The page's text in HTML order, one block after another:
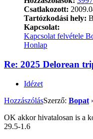
Csatlakozott:
Tartózkodási hely:
Kapcsolat:
Kapcsolat felvétele
Honlap
Re: 2025 Delorean
Idézet
HozzászólásSzerző: Bopat
OK akkor hivatalosan is a
29.5-1.6